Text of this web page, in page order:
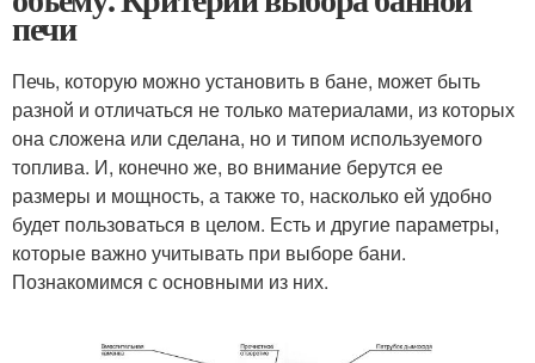
печи
Печь, которую можно установить в бане, может быть
разной и отличаться не только материалами, из которых
она сложена или сделана, но и типом используемого
топлива. И, конечно же, во внимание берутся ее
размеры и мощность, а также то, насколько ей удобно
будет пользоваться в целом. Есть и другие параметры,
которые важно учитывать при выборе бани.
Познакомимся с основными из них.